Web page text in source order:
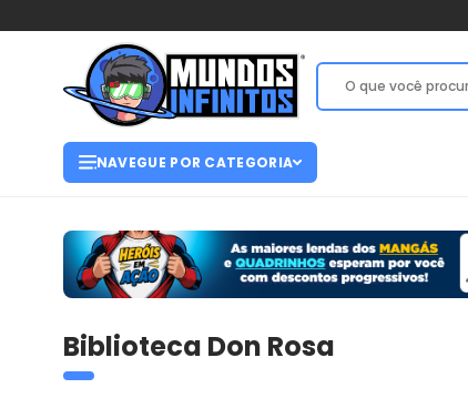
NAVEGUE POR CATEGORIA
Biblioteca Don Rosa